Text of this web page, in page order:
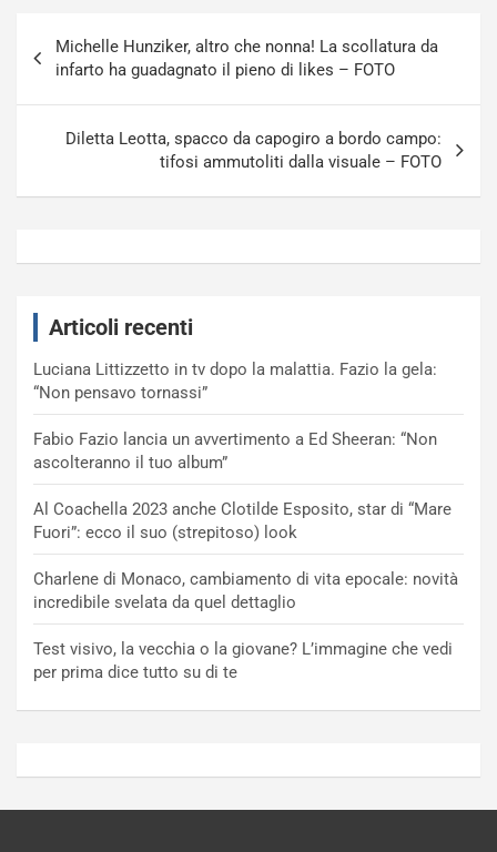
articoli
Michelle Hunziker, altro che nonna! La scollatura da
infarto ha guadagnato il pieno di likes – FOTO
Diletta Leotta, spacco da capogiro a bordo campo:
tifosi ammutoliti dalla visuale – FOTO
Articoli recenti
Luciana Littizzetto in tv dopo la malattia. Fazio la gela:
“Non pensavo tornassi”
Fabio Fazio lancia un avvertimento a Ed Sheeran: “Non
ascolteranno il tuo album”
Al Coachella 2023 anche Clotilde Esposito, star di “Mare
Fuori”: ecco il suo (strepitoso) look
Charlene di Monaco, cambiamento di vita epocale: novità
incredibile svelata da quel dettaglio
Test visivo, la vecchia o la giovane? L’immagine che vedi
per prima dice tutto su di te